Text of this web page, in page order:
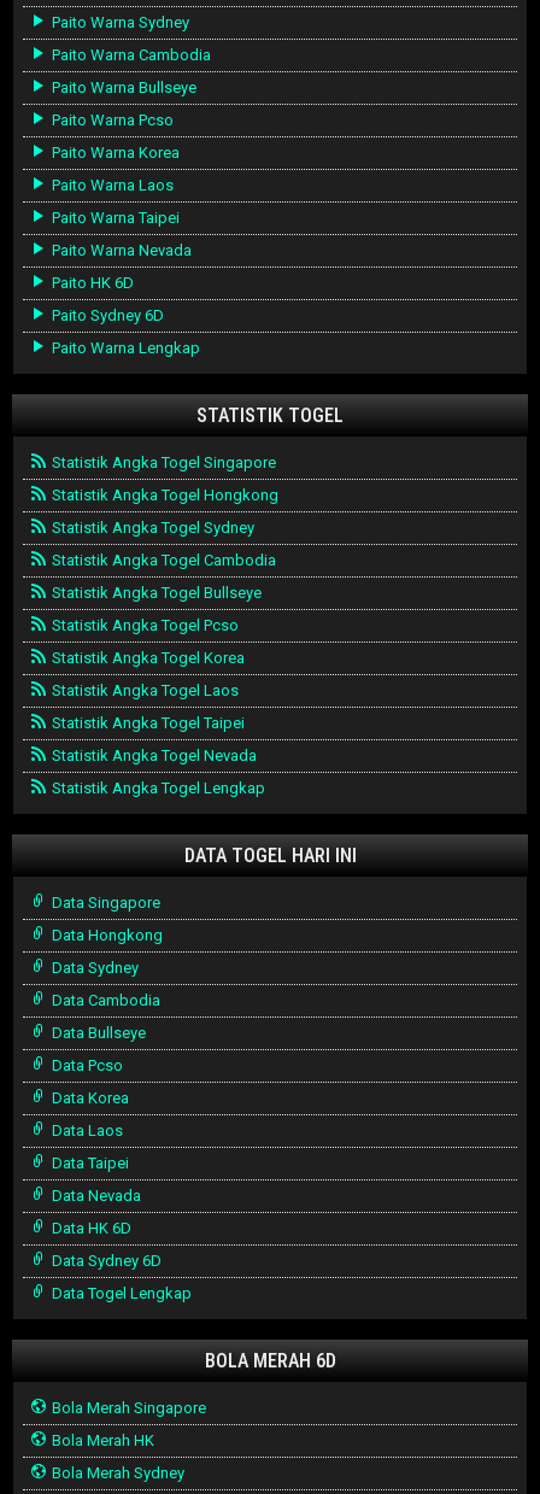
Paito Warna Sydney
Paito Warna Cambodia
Paito Warna Bullseye
Paito Warna Pcso
Paito Warna Korea
Paito Warna Laos
Paito Warna Taipei
Paito Warna Nevada
Paito HK 6D
Paito Sydney 6D
Paito Warna Lengkap
STATISTIK TOGEL
Statistik Angka Togel Singapore
Statistik Angka Togel Hongkong
Statistik Angka Togel Sydney
Statistik Angka Togel Cambodia
Statistik Angka Togel Bullseye
Statistik Angka Togel Pcso
Statistik Angka Togel Korea
Statistik Angka Togel Laos
Statistik Angka Togel Taipei
Statistik Angka Togel Nevada
Statistik Angka Togel Lengkap
DATA TOGEL HARI INI
Data Singapore
Data Hongkong
Data Sydney
Data Cambodia
Data Bullseye
Data Pcso
Data Korea
Data Laos
Data Taipei
Data Nevada
Data HK 6D
Data Sydney 6D
Data Togel Lengkap
BOLA MERAH 6D
Bola Merah Singapore
Bola Merah HK
Bola Merah Sydney